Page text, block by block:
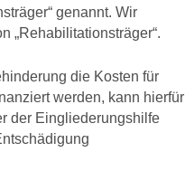
genannt. Wir
„Rehabilitationsträger“.
die Kosten für
werden, kann hierfür
der Eingliederungshilfe